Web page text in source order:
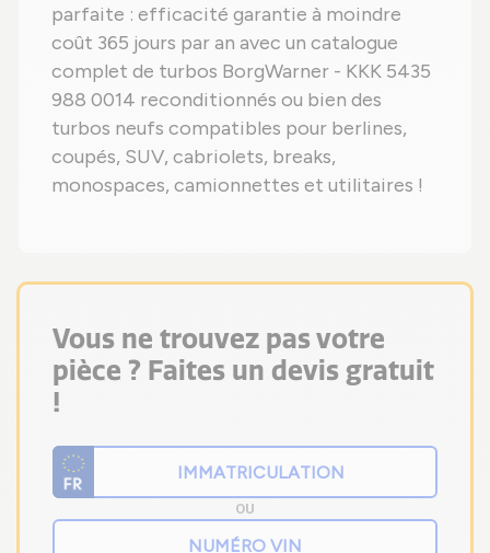
parfaite : efficacité garantie à moindre
coût 365 jours par an avec un catalogue
complet de turbos BorgWarner - KKK 5435
988 0014 reconditionnés ou bien des
turbos neufs compatibles pour berlines,
coupés, SUV, cabriolets, breaks,
monospaces, camionnettes et utilitaires !
Vous ne trouvez pas votre
pièce ? Faites un devis gratuit
!
OU